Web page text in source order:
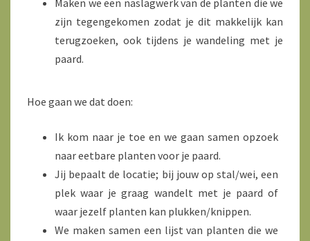
Maken we een naslagwerk van de planten die we
zijn tegengekomen zodat je dit makkelijk kan
terugzoeken, ook tijdens je wandeling met je
paard.
Hoe gaan we dat doen:
Ik kom naar je toe en we gaan samen opzoek
naar eetbare planten voor je paard.
Jij bepaalt de locatie; bij jouw op stal/wei, een
plek waar je graag wandelt met je paard of
waar jezelf planten kan plukken/knippen.
We maken samen een lijst van planten die we